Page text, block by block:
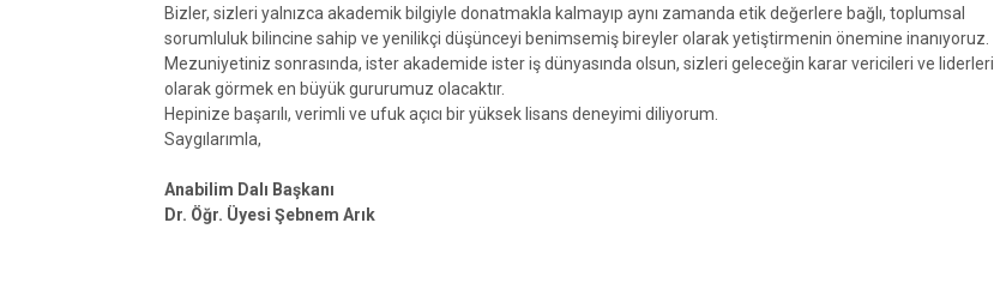
Bizler, sizleri yalnızca akademik bilgiyle donatmakla kalmayıp aynı zamanda etik değerlere bağlı, toplumsal
sorumluluk bilincine sahip ve yenilikçi düşünceyi benimsemiş bireyler olarak yetiştirmenin önemine inanıyoruz.
Mezuniyetiniz sonrasında, ister akademide ister iş dünyasında olsun, sizleri geleceğin karar vericileri ve liderleri
olarak görmek en büyük gururumuz olacaktır.
Hepinize başarılı, verimli ve ufuk açıcı bir yüksek lisans deneyimi diliyorum.
Saygılarımla,
Anabilim Dalı Başkanı
Dr. Öğr. Üyesi Şebnem Arık